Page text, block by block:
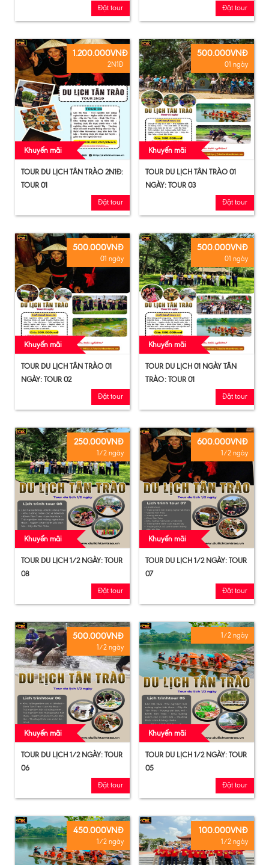
Đặt tour
Đặt tour
Khuyến mãi
1.200.000VNĐ
2N1Đ
TOUR DU LỊCH TÂN TRÀO 2N1Đ:
TOUR 01
Đặt tour
Khuyến mãi
500.000VNĐ
01 ngày
TOUR DU LỊCH TÂN TRÀO 01
NGÀY: TOUR 03
Đặt tour
Khuyến mãi
500.000VNĐ
01 ngày
TOUR DU LỊCH TÂN TRÀO 01
NGÀY: TOUR 02
Đặt tour
Khuyến mãi
500.000VNĐ
01 ngày
TOUR DU LỊCH 01 NGÀY TÂN
TRÀO: TOUR 01
Đặt tour
Khuyến mãi
250.000VNĐ
1/2 ngày
TOUR DU LỊCH 1/2 NGÀY: TOUR
08
Đặt tour
Khuyến mãi
600.000VNĐ
1/2 ngày
TOUR DU LỊCH 1/2 NGÀY: TOUR
07
Đặt tour
Khuyến mãi
500.000VNĐ
1/2 ngày
TOUR DU LỊCH 1/2 NGÀY: TOUR
06
Đặt tour
Khuyến mãi
1/2 ngày
TOUR DU LỊCH 1/2 NGÀY: TOUR
05
Đặt tour
450.000VNĐ
1/2 ngày
100.000VNĐ
1/2 ngày